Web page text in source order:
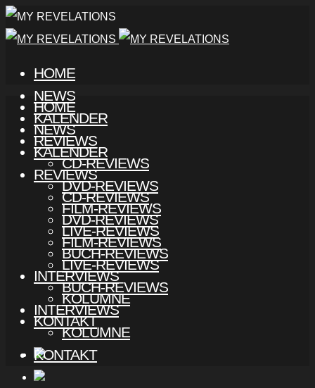
HOME
NEWS
KALENDER
REVIEWS
CD-REVIEWS
DVD-REVIEWS
FILM-REVIEWS
LIVE-REVIEWS
BUCH-REVIEWS
INTERVIEWS
KOLUMNE
KONTAKT
HOME
NEWS
KALENDER
REVIEWS
CD-REVIEWS
DVD-REVIEWS
FILM-REVIEWS
LIVE-REVIEWS
BUCH-REVIEWS
INTERVIEWS
KOLUMNE
KONTAKT